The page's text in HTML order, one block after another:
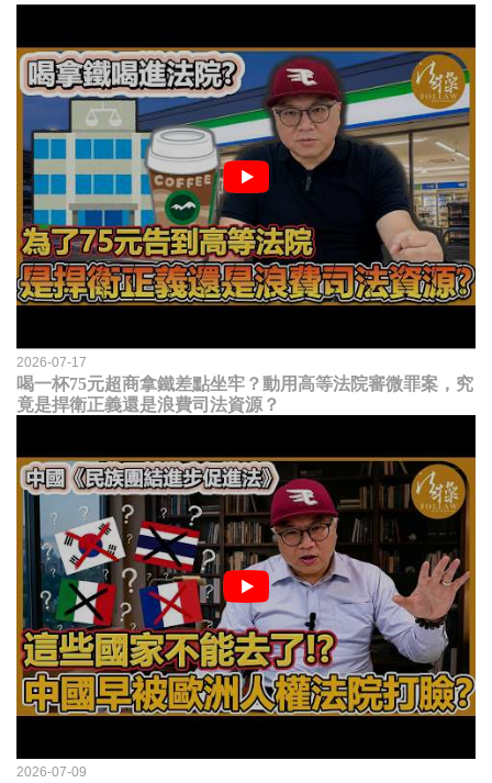
2026-07-17
喝一杯75元超商拿鐵差點坐牢？動用高等法院審微罪案，究
竟是捍衛正義還是浪費司法資源？
2026-07-09